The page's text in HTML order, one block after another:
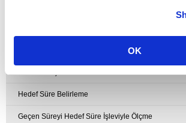
OK
Hedef Süre Belirleme
Geçen Süreyi Hedef Süre İşleviyle Ölçme